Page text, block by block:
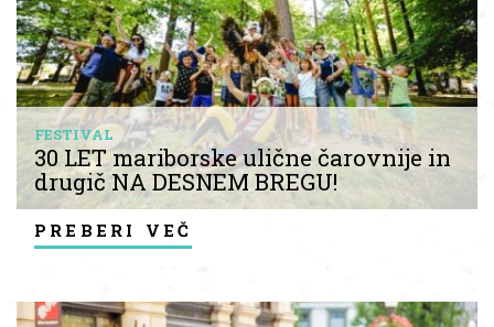
FESTIVAL
30 LET mariborske ulične čarovnije in
drugič NA DESNEM BREGU!
preberi več